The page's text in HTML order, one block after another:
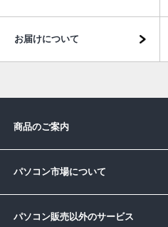
お届けについて
商品のご案内
パソコン市場について
パソコン販売以外のサービス